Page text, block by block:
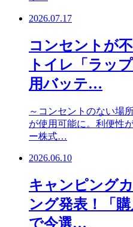
2026.07.17
コンセントが
トイレ「ラッ
用バッテ…
～コンセントのない場
が使用可能に。利便性
ー株式…
2026.06.10
キャンピング
ング発表！「
で今選…